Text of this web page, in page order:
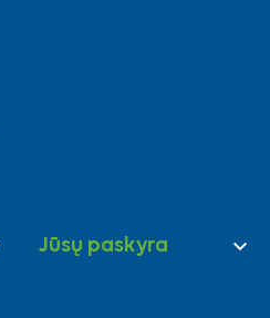
Jūsų paskyra 